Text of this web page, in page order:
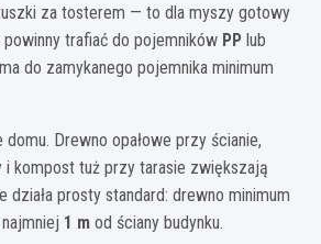
za tosterem — to dla myszy gotowy
trafiać do pojemników PP lub
do zamykanego pojemnika minimum
Drewno opałowe przy ścianie,
i kompost tuż przy tarasie zwiększają
prosty standard: drewno minimum
1 m od ściany budynku.